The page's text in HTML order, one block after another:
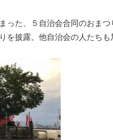
った、５自治会合同のおま
を披露。他自治会の人たち